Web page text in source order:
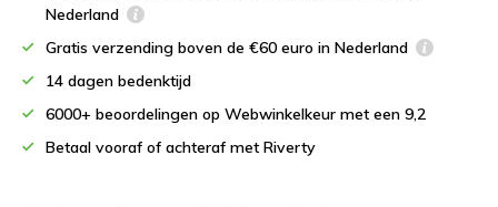
Nederland
Gratis verzending boven de €60 euro in Nederland
14 dagen bedenktijd
6000+ beoordelingen op Webwinkelkeur met een 9,2
Betaal vooraf of achteraf met Riverty